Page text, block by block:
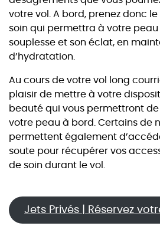
votre vol. A bord, prenez donc
soin qui permettra à votre peau
souplesse et son éclat, en
d’hydratation.
Au cours de votre vol long
plaisir de mettre à votre
beauté qui vous permettront
votre peau à bord. Certains de
permettent également
soute pour récupérer vos
de soin durant le vol.
Jets Privés | Réservez